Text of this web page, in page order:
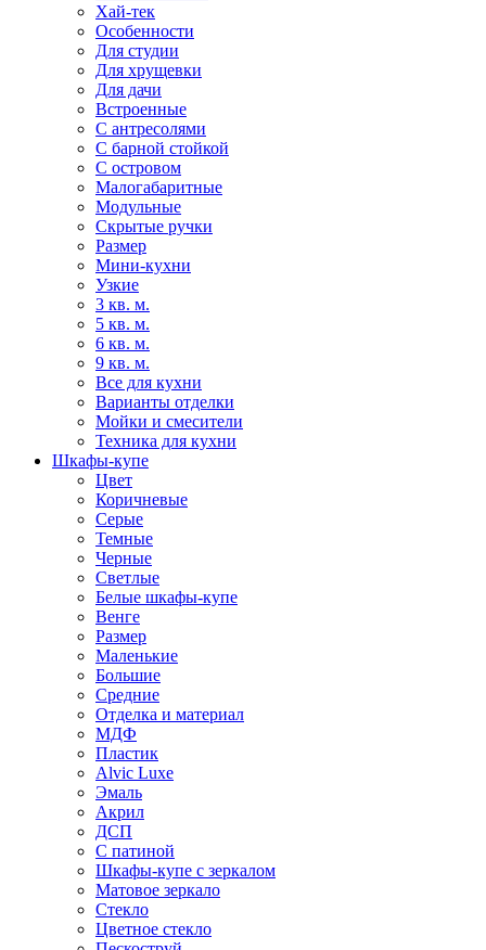
Хай-тек
Особенности
Для студии
Для хрущевки
Для дачи
Встроенные
С антресолями
С барной стойкой
С островом
Малогабаритные
Модульные
Скрытые ручки
Размер
Мини-кухни
Узкие
3 кв. м.
5 кв. м.
6 кв. м.
9 кв. м.
Все для кухни
Варианты отделки
Мойки и смесители
Техника для кухни
Шкафы-купе
Цвет
Коричневые
Серые
Темные
Черные
Светлые
Белые шкафы-купе
Венге
Размер
Маленькие
Большие
Средние
Отделка и материал
МДФ
Пластик
Alvic Luxe
Эмаль
Акрил
ДСП
С патиной
Шкафы-купе с зеркалом
Матовое зеркало
Стекло
Цветное стекло